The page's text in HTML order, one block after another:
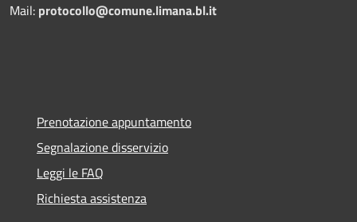
Mail: protocollo@comune.limana.bl.it
Prenotazione appuntamento
Segnalazione disservizio
Leggi le FAQ
Richiesta assistenza